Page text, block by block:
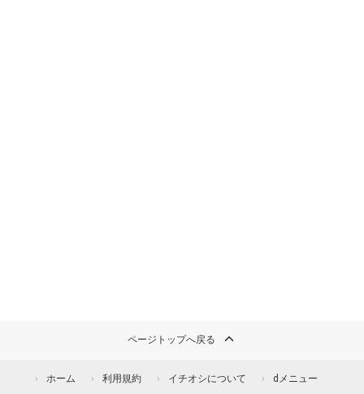
ページトップへ戻る
ホーム 利用規約 イチオシについて dメニュー